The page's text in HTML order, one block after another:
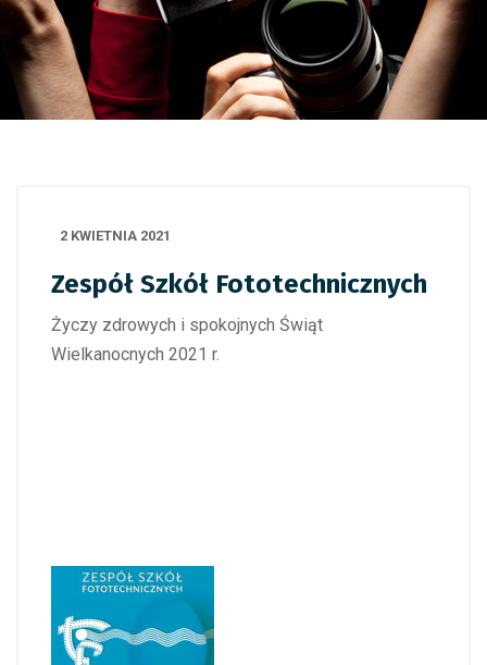
2 KWIETNIA 2021
Zespół Szkół Fototechnicznych
Życzy zdrowych i spokojnych Świąt
Wielkanocnych 2021 r.